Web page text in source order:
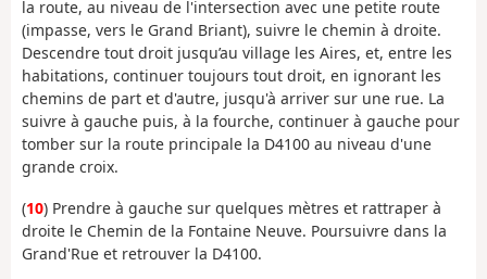
la route, au niveau de l'intersection avec une petite route
(impasse, vers le Grand Briant), suivre le chemin à droite.
Descendre tout droit jusqu’au village les Aires, et, entre les
habitations, continuer toujours tout droit, en ignorant les
chemins de part et d'autre, jusqu'à arriver sur une rue. La
suivre à gauche puis, à la fourche, continuer à gauche pour
tomber sur la route principale la D4100 au niveau d'une
grande croix.
(10) Prendre à gauche sur quelques mètres et rattraper à
droite le Chemin de la Fontaine Neuve. Poursuivre dans la
Grand'Rue et retrouver la D4100.